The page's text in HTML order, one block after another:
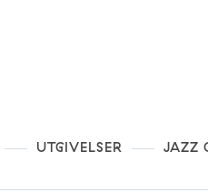
UTGIVELSER JAZZ